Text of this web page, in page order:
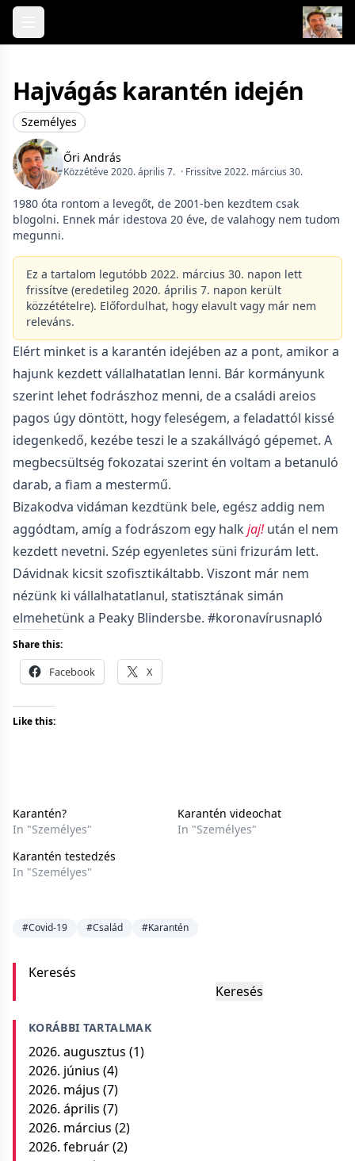
Skip to content
Hajvágás karantén idején
Személyes
Őri András
Közzétéve 2020. április 7. · Frissítve 2022. március 30.
1980 óta rontom a levegőt, de 2001-ben kezdtem csak
blogolni. Ennek már idestova 20 éve, de valahogy nem tudom
megunni.
Ez a tartalom legutóbb 2022. március 30. napon lett
frissítve (eredetileg 2020. április 7. napon került
közzétételre). Előfordulhat, hogy elavult vagy már nem
releváns.
Elért minket is a karantén idejében az a pont, amikor a
hajunk kezdett vállalhatatlan lenni. Bár kormányunk
szerint lehet fodrászhoz menni, de a családi areios
pagos úgy döntött, hogy feleségem, a feladattól kissé
idegenkedő, kezébe teszi le a szakállvágó gépemet. A
megbecsültség fokozatai szerint én voltam a betanuló
darab, a fiam a mestermű.
Bizakodva vidáman kezdtünk bele, egész addig nem
aggódtam, amíg a fodrászom egy halkjaj!után el nem
kezdett nevetni. Szép egyenletes süni frizurám lett.
Dávidnak kicsit szofisztikáltabb. Viszont már nem
nézünk ki vállalhatatlanul, statisztának simán
elmehetünk a Peaky Blindersbe. #koronavírusnapló
Share this:
Facebook X
Like this:
Karantén?
In "Személyes"
Karantén videochat
In "Személyes"
Karantén testedzés
In "Személyes"
#Covid-19 #Család #Karantén
Keresés
Keresés
KORÁBBI TARTALMAK
2026. augusztus (1)
2026. június (4)
2026. május (7)
2026. április (7)
2026. március (2)
2026. február(2)